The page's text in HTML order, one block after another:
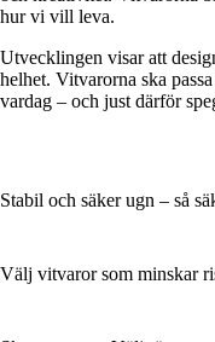
hur vi vill leva.
Utvecklingen visar att
helhet. Vitvarorna ska
vardag – och just därför
Stabil och säker ugn – så
Välj vitvaror som minskar